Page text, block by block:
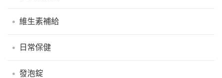
維生素補給
日常保健
發泡錠